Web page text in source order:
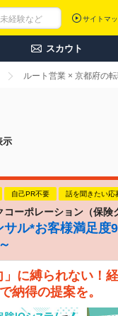
サイトマ
スカウト
ルート営業 × 京都府の
示
自己PR不要 話を聞きたい応
ーポレーション（保険
サル*お客様満足
」に縛られない！
納得の提案を。